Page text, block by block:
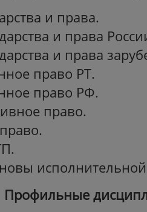
и права.
и права
и права
право РТ.
право РФ.
право.
Профильные